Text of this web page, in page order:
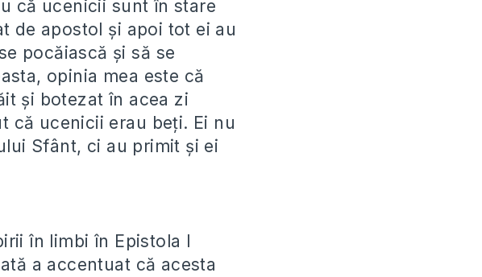
că ucenicii sunt în stare
de apostol și apoi tot ei au
pocăiască și să se
opinia mea este că
și botezat în acea zi
că ucenicii erau beți. Ei nu
Sfânt, ci au primit și ei
în limbi în Epistola I
a accentuat că acesta